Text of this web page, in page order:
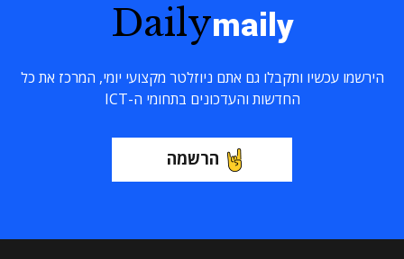
Dailymaily
הירשמו עכשיו ותקבלו גם אתם ניוזלטר מקצועי יומי, המרכז את כל
החדשות והעדכונים בתחומי ה-ICT
הרשמה